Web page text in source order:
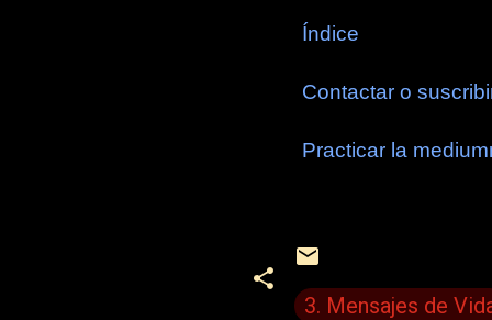
Índice
Contactar o
Practicar la
3. Mensajes de